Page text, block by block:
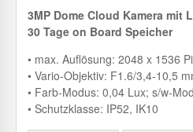
3MP Dome Cloud Kamera mit
30 Tage on Board Speicher
• max. Auflösung: 2048 x 1536
• Vario-Objektiv: F1.6/3,4-10,5
• Farb-Modus: 0,04 Lux; s/w-
• Schutzklasse: IP52, IK10